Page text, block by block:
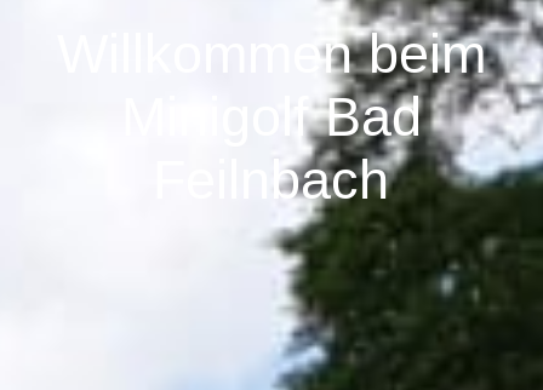
Willkommen beim
Minigolf Bad
Feilnbach